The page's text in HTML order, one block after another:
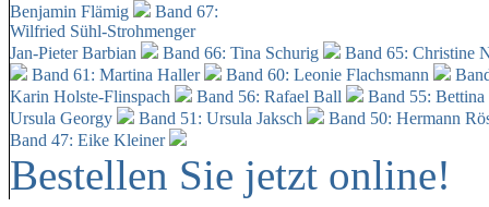
Benjamin Flämig
Band 67:
Wilfried Sühl-Strohmenger
Jan-Pieter Barbian
Band 66: Tina Schurig
Band 65: Christine
Band 61: Martina Haller
Band 60: Leonie Flachsmann
Karin Holste-Flinspach
Band 56: Rafael Ball
Band 55:
Ursula Georgy
Band 51: Ursula Jaksch Band 50: Hermann
Band 47: Eike Kleiner
Bestellen Sie jetzt online!